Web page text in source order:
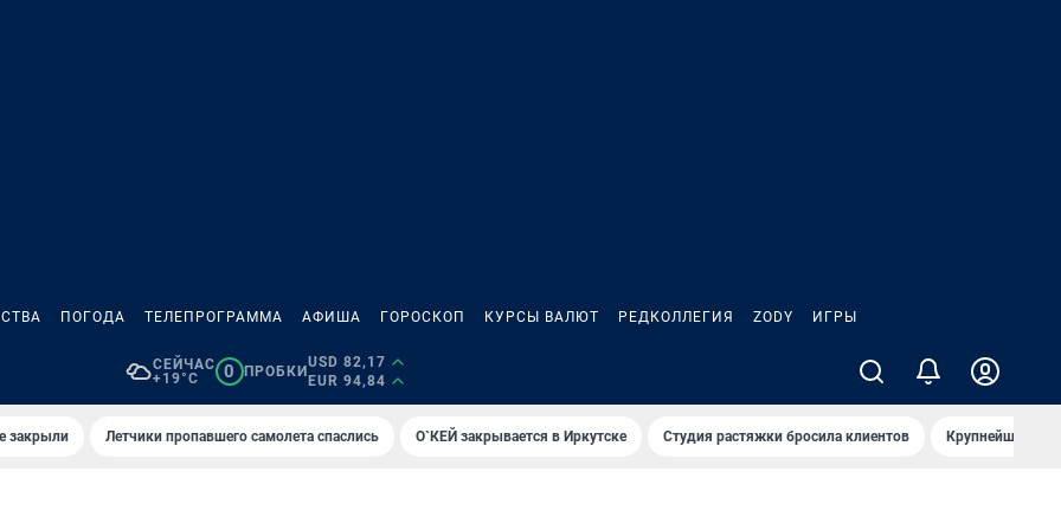
ПОГОДА ТЕЛЕПРОГРАММА АФИША ГОРОСКОП КУРСЫ ВАЛЮТ РЕДКОЛЛЕГИЯ ZODY ИГРЫ
СЕЙЧАС
+19°C
0 ПРОБКИ
USD 82,17
EUR 94,84
закрыли Летчики пропавшего самолета спаслись О`КЕЙ закрывается в Иркутске Студия растяжки бросила клиентов Крупнейшие